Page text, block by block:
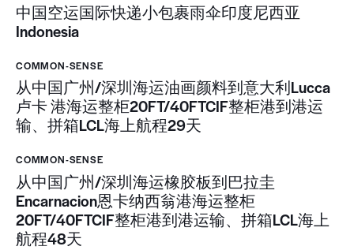
中国空运国际快递小包裹雨伞印度尼西亚
Indonesia
COMMON-SENSE
从中国广州/深圳海运油画颜料到意大利Lucca
卢卡 港海运整柜20FT/40FTCIF整柜港到港运
输、拼箱LCL海上航程29天
COMMON-SENSE
从中国广州/深圳海运橡胶板到巴拉圭
Encarnacion恩卡纳西翁港海运整柜
20FT/40FTCIF整柜港到港运输、拼箱LCL海上
航程48天